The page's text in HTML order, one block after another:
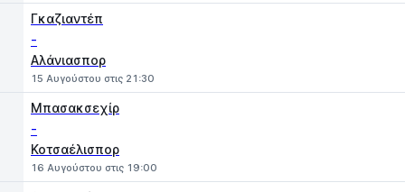
Γκαζιαντέπ
-
Αλάνιασπορ
15 Αυγούστου στις 21:30
Μπασακσεχίρ
-
Κοτσαέλισπορ
16 Αυγούστου στις 19:00